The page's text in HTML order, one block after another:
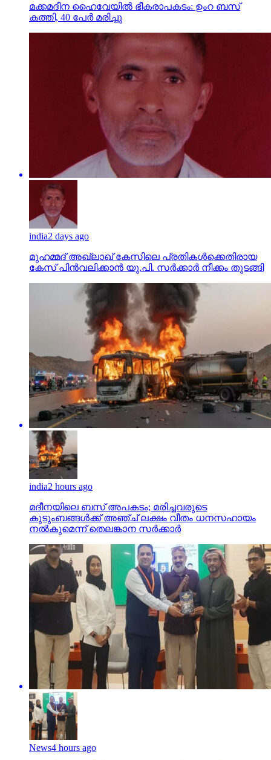
മക്കമദീന ഹൈവേയില്‍ ഭീകരാപകടം: ഉംറ ബസ്
കത്തി, 40 പേര്‍ മരിച്ചു
india2 days ago
മുഹമ്മദ് അഖ്‌ലാഖ് കേസിലെ പ്രതികള്‍ക്കെതിരായ
കേസ് പിന്‍വലിക്കാന്‍ യു.പി. സര്‍ക്കാര്‍ നീക്കം തുടങ്ങി
india2 hours ago
മദീനയിലെ ബസ് അപകടം; മരിച്ചവരുടെ
കുടുംബങ്ങള്‍ക്ക് അഞ്ച് ലക്ഷം വീതം ധനസഹായം
നല്‍കുമെന്ന് തെലങ്കാന സര്‍ക്കാര്‍
News4 hours ago